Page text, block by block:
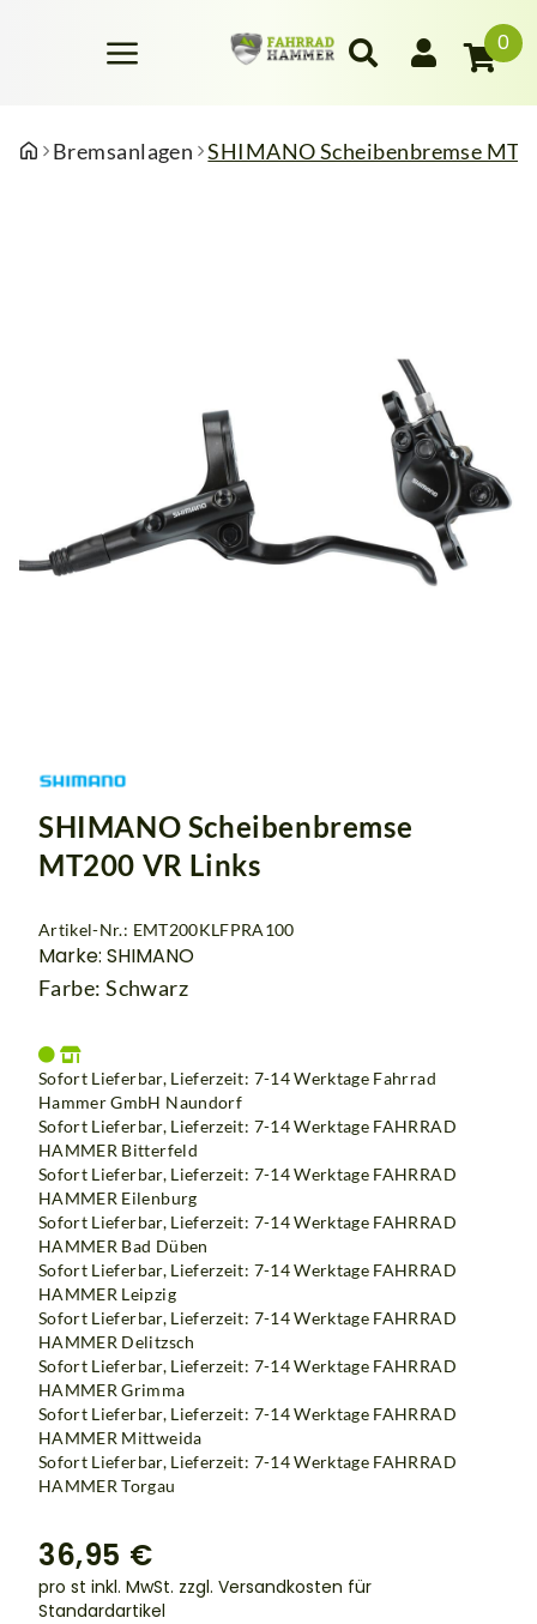
0
Bremsanlagen SHIMANO Scheibenbremse
SHIMANO Scheibenbremse
MT200 VR Links
Artikel-Nr.: EMT200KLFPRA100
Marke: SHIMANO
Farbe: Schwarz
Sofort Lieferbar, Lieferzeit: 7-14 Werktage Fahrrad
Hammer GmbH Naundorf
Sofort Lieferbar, Lieferzeit: 7-14 Werktage FAHRRAD
HAMMER Bitterfeld
Sofort Lieferbar, Lieferzeit: 7-14 Werktage FAHRRAD
HAMMER Eilenburg
Sofort Lieferbar, Lieferzeit: 7-14 Werktage FAHRRAD
HAMMER Bad Düben
Sofort Lieferbar, Lieferzeit: 7-14 Werktage FAHRRAD
HAMMER Leipzig
Sofort Lieferbar, Lieferzeit: 7-14 Werktage FAHRRAD
HAMMER Delitzsch
Sofort Lieferbar, Lieferzeit: 7-14 Werktage FAHRRAD
HAMMER Grimma
Sofort Lieferbar, Lieferzeit: 7-14 Werktage FAHRRAD
HAMMER Mittweida
Sofort Lieferbar, Lieferzeit: 7-14 Werktage FAHRRAD
HAMMER Torgau
36,95 €
pro st inkl. MwSt. zzgl. Versandkosten für
Standardartikel